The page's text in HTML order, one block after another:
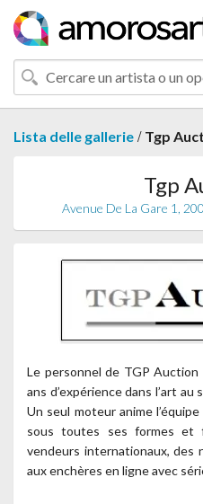
Lista delle gallerie / Tgp
Tgp
Avenue De La Gare 1,
Le personnel de TGP
ans d’expérience dans l’art au
Un seul moteur anime
sous toutes ses formes et
vendeurs internationaux, des
aux enchères en ligne avec